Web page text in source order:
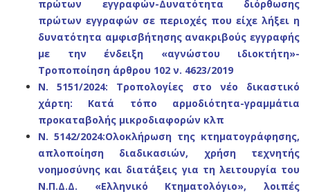
πρώτων εγγραφών-Δυνατότητα διόρθωσης
πρώτων εγγραφών σε περιοχές που είχε λήξει η
δυνατότητα αμφισβήτησης ανακριβούς εγγραφής
με την ένδειξη «αγνώστου ιδιοκτήτη»-
Τροποποίηση άρθρου 102 ν. 4623/2019
Ν. 5151/2024: Τροπολογίες στο νέο δικαστικό
χάρτη: Κατά τόπο αρμοδιότητα-γραμμάτια
προκαταβολής μικροδιαφορών κλπ
Ν. 5142/2024:Ολοκλήρωση της κτηματογράφησης,
απλοποίηση διαδικασιών, χρήση τεχνητής
νοημοσύνης και διατάξεις για τη λειτουργία του
Ν.Π.Δ.Δ. «Ελληνικό Κτηματολόγιο», λοιπές